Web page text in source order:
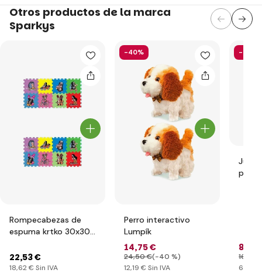
Otros productos de la marca
Sparkys
Rompecabezas de
espuma krtko 30x30
22,53 €
18,62 € Sin IVA
-40%
Perro interactivo
Lumpík
14,75 €
24,50 €(-40 %)
12,19 € Sin IVA
-49%
8
16
6